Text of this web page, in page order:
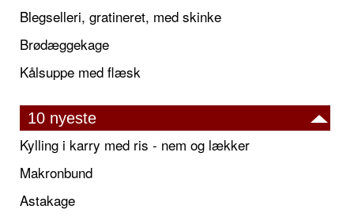
Blegselleri, gratineret, med skinke
Brødæggekage
Kålsuppe med flæsk
10 nyeste
Kylling i karry med ris - nem og lækker
Makronbund
Astakage